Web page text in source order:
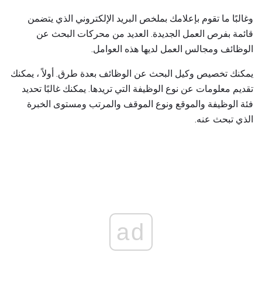
وغالبًا ما تقوم بإعلامك بملخص البريد الإلكتروني الذي يتضمن
قائمة بفرص العمل الجديدة. العديد من محركات البحث عن
الوظائف ومجالس العمل لديها هذه العوامل.
يمكنك تخصيص وكيل البحث عن الوظائف بعدة طرق. أولاً ، يمكنك
تقديم معلومات عن نوع الوظيفة التي تريدها. يمكنك غالبًا تحديد
فئة الوظيفة والموقع ونوع الموقف والمرتب ومستوى الخبرة
الذي تبحث عنه.
ad